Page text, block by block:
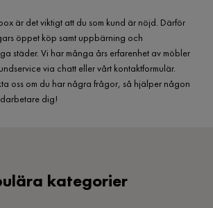
är det viktigt att du som kund är nöjd. Därför
öppet köp samt uppbärning och
städer. Vi har många års erfarenhet av möbler
via chatt eller vårt kontaktformulär.
oss om du har några frågor, så hjälper någon
dig!
kategorier